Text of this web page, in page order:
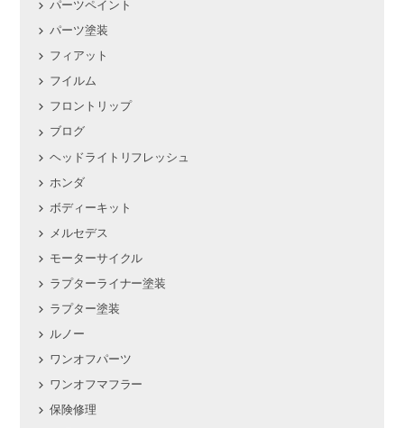
パーツペイント
パーツ塗装
フィアット
フイルム
フロントリップ
ブログ
ヘッドライトリフレッシュ
ホンダ
ボディーキット
メルセデス
モーターサイクル
ラプターライナー塗装
ラプター塗装
ルノー
ワンオフパーツ
ワンオフマフラー
保険修理